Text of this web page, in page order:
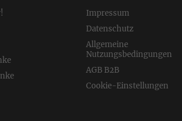
Impressum
Datenschutz
Allgemeine
Nutzungsbedingungen
AGB B2B
Cookie-Einstellungen